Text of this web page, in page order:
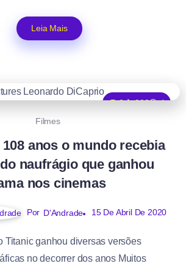
Leia Mais
2 993
4
Filmes
anos o mundo recebia
naufrágio que ganhou
nos cinemas
Por D'Andrade 15 De Abril De 2020
Titanic ganhou diversas versões
no decorrer dos anos Muitos